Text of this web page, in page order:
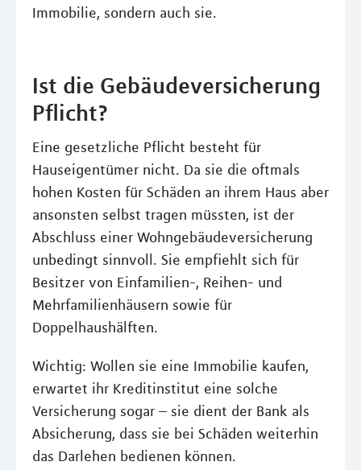
Immobilie, sondern auch sie.
Ist die Gebäudeversicherung
Pflicht?
Eine gesetzliche Pflicht besteht für
Hauseigentümer nicht. Da sie die oftmals
hohen Kosten für Schäden an ihrem Haus aber
ansonsten selbst tragen müssten, ist der
Abschluss einer Wohngebäudeversicherung
unbedingt sinnvoll. Sie empfiehlt sich für
Besitzer von Einfamilien-, Reihen- und
Mehrfamilienhäusern sowie für
Doppelhaushälften.
Wichtig: Wollen sie eine Immobilie kaufen,
erwartet ihr Kreditinstitut eine solche
Versicherung sogar – sie dient der Bank als
Absicherung, dass sie bei Schäden weiterhin
das Darlehen bedienen können.